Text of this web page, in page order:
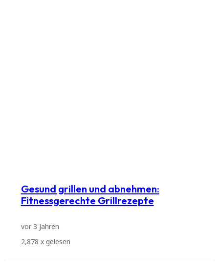
Gesund grillen und abnehmen:
Fitnessgerechte Grillrezepte
vor 3 Jahren
2,878 x gelesen